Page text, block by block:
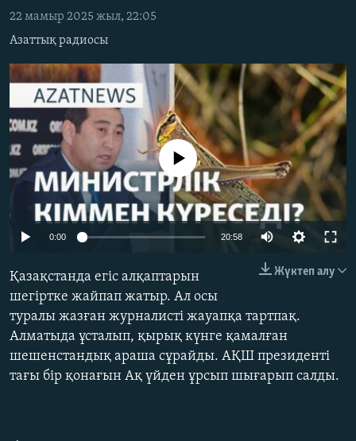
Search
ӘЛЕМ
АРНАЙЫ ЖОБАЛАР
Русский
ЖАЗЫЛЫҢЫЗ
Басқа тілдерде
22 мамыр 2025 жыл, 22:05
Азаттық радиосы
360p
1080p
No media source currently available
0:00 20:58
480p
1080p
Жүктеп алу
Қазақстанда егіс алқаптарын
шегіртке жайпап жатыр. Ал осы
туралы жазған журналисті жауапқа тартпақ.
Алматыда ұсталып, қырық күнге қамалған
шешенстандық араша сұрайды. АҚШ президенті
тағы бір қонағын Ақ үйден ұрсып шығарып салды.